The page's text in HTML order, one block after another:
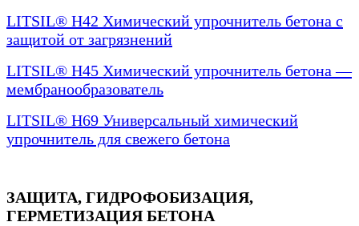
LITSIL® H42 Химический упрочнитель бетона с
защитой от загрязнений
LITSIL® H45 Химический упрочнитель бетона —
мембранообразователь
LITSIL® H69 Универсальный химический
упрочнитель для свежего бетона
ЗАЩИТА, ГИДРОФОБИЗАЦИЯ,
ГЕРМЕТИЗАЦИЯ БЕТОНА